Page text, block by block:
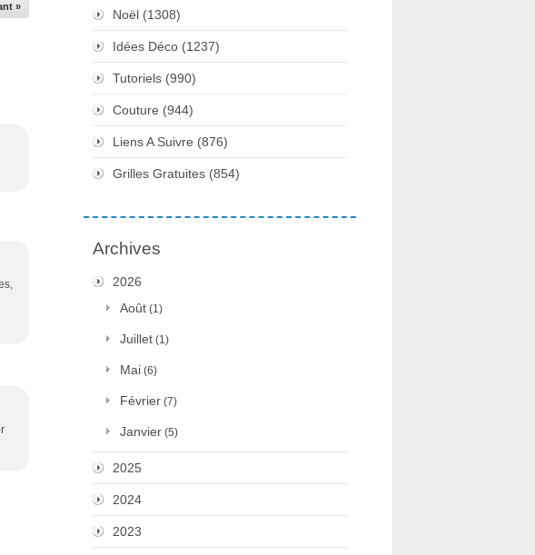
»
Noël (1308)
Idées Déco (1237)
Tutoriels (990)
Couture (944)
Liens A Suivre (876)
Grilles Gratuites (854)
Archives
2026
Août (1)
Juillet (1)
Mai (6)
Février (7)
Janvier (5)
2025
2024
2023